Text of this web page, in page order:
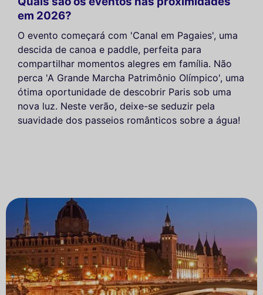
em 2026?
O evento começará com 'Canal em Pagaies', uma
descida de canoa e paddle, perfeita para
compartilhar momentos alegres em família. Não
perca 'A Grande Marcha Patrimônio Olímpico', uma
ótima oportunidade de descobrir Paris sob uma
nova luz. Neste verão, deixe-se seduzir pela
suavidade dos passeios românticos sobre a água!